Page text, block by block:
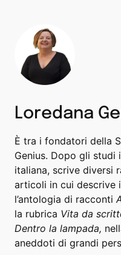
Loredana
È tra i fondatori della
Genius. Dopo gli studi
italiana, scrive diversi
articoli in cui descrive
l’antologia di racconti
la rubrica Vita da
Dentro la lampada,
aneddoti di grandi